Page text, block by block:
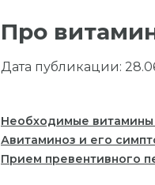
Про
Дата публикации:
Необходимые витамины
Авитаминоз и его
Прием превентивного